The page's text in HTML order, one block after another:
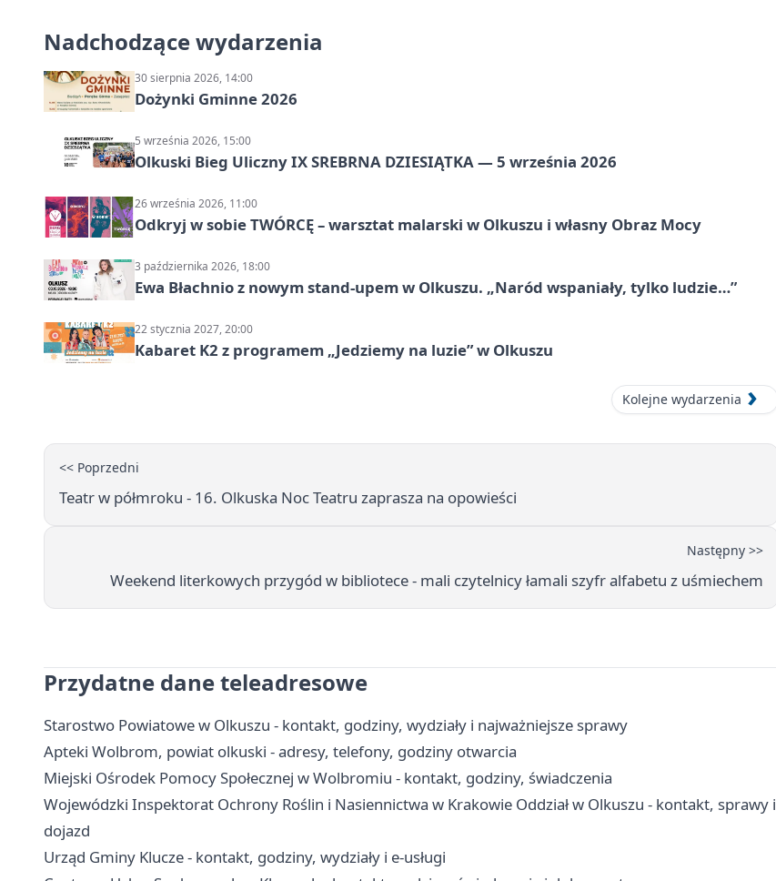
Nadchodzące wydarzenia
30 sierpnia 2026, 14:00
Dożynki Gminne 2026
5 września 2026, 15:00
Olkuski Bieg Uliczny IX SREBRNA DZIESIĄTKA — 5 września 2026
26 września 2026, 11:00
Odkryj w sobie TWÓRCĘ – warsztat malarski w Olkuszu i własny Obraz Mocy
3 października 2026, 18:00
Ewa Błachnio z nowym stand-upem w Olkuszu. „Naród wspaniały, tylko ludzie…”
22 stycznia 2027, 20:00
Kabaret K2 z programem „Jedziemy na luzie” w Olkuszu
Kolejne wydarzenia
<< Poprzedni
Teatr w półmroku - 16. Olkuska Noc Teatru zaprasza na opowieści
Następny >>
Weekend literkowych przygód w bibliotece - mali czytelnicy łamali szyfr alfabetu z uśmiechem
Przydatne dane teleadresowe
Starostwo Powiatowe w Olkuszu - kontakt, godziny, wydziały i najważniejsze sprawy
Apteki Wolbrom, powiat olkuski - adresy, telefony, godziny otwarcia
Miejski Ośrodek Pomocy Społecznej w Wolbromiu - kontakt, godziny, świadczenia
Wojewódzki Inspektorat Ochrony Roślin i Nasiennictwa w Krakowie Oddział w Olkuszu - kontakt, sprawy i
dojazd
Urząd Gminy Klucze - kontakt, godziny, wydziały i e-usługi